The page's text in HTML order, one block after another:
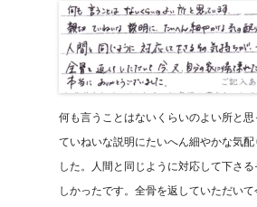
何も言うことはないくらいのよい所と
ていねいな説明にたいへん細やかな気配
した。人間と同じように対応して下さ
しかったです。全骨を返していただい